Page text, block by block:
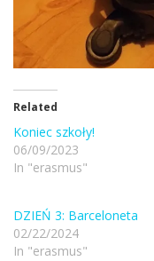
Related
Koniec szkoły!
06/09/2023
In "erasmus"
DZIEŃ 3: Barceloneta
02/22/2024
In "erasmus"